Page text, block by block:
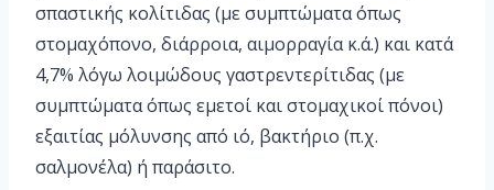
σπαστικής κολίτιδας (με συμπτώματα όπως
στομαχόπονο, διάρροια, αιμορραγία κ.ά.) και κατά
4,7% λόγω λοιμώδους γαστρεντερίτιδας (με
συμπτώματα όπως εμετοί και στομαχικοί πόνοι)
εξαιτίας μόλυνσης από ιό, βακτήριο (π.χ.
σαλμονέλα) ή παράσιτο.